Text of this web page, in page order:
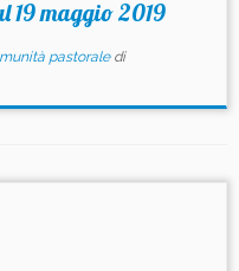
19 maggio 2019
pastorale di